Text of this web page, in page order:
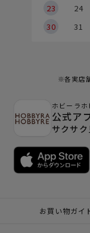
23
24
30
31
※各実店
ホビーラホ
公式ア
サクサ
お買い物ガイ